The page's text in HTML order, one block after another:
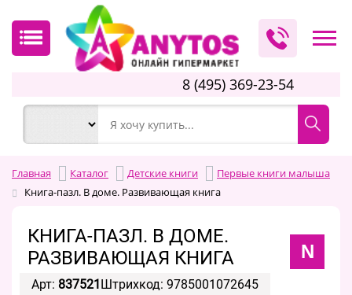
8 (495) 369-23-54
Главная Каталог Детские книги
Первые книги малыша
Книга-пазл. В доме. Развивающая книга
КНИГА-ПАЗЛ. В ДОМЕ.
РАЗВИВАЮЩАЯ КНИГА
N
Арт: 837521Штрихкод: 9785001072645